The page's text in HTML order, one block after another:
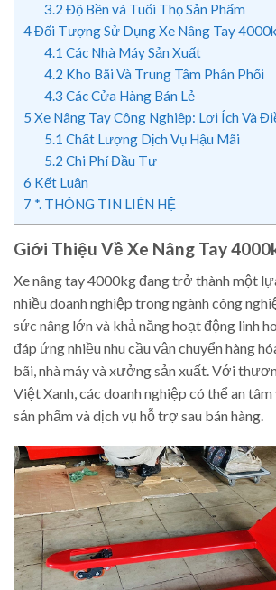
3.2 Độ Bền và Tuổi Thọ Sản Phẩm
4Đối Tượng Sử Dụng Xe Nâng Tay
4.1 Các Nhà Máy Sản Xuất
4.2 Kho Bãi Và Trung Tâm Phân Phối
4.3 Các Cửa Hàng Bán Lẻ
5 Xe Nâng Tay Công Nghiệp: Lợi Ích Và
5.1 Chất Lượng Dịch Vụ Hậu Mãi
5.2 Chi Phí Đầu Tư
6 Kết Luận
7 *. THÔNG TIN LIÊN HỆ
Giới Thiệu Về Xe Nâng Tay
Xe nâng tay 4000kg đang trở thành một
nhiều doanh nghiệp trong ngành công
sức nâng lớn và khả năng hoạt động linh
đáp ứng nhiều nhu cầu vận chuyển hàng
bãi, nhà máy và xưởng sản xuất. Với
Việt Xanh, các doanh nghiệp có thể an
sản phẩm và dịch vụ hỗ trợ sau bán hàng.